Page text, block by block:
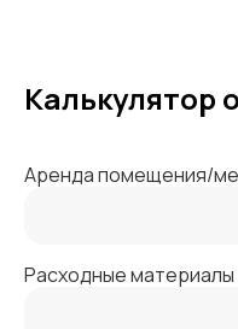
Калькулятор
Аренда помещения/
Расходные материалы